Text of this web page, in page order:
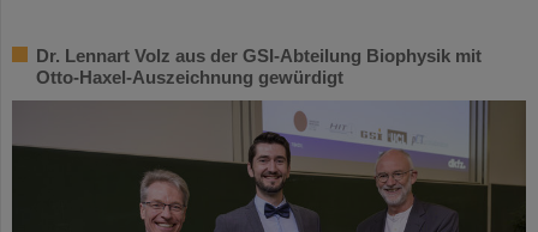
Dr. Lennart Volz aus der GSI-Abteilung Biophysik mit
Otto-Haxel-Auszeichnung gewürdigt